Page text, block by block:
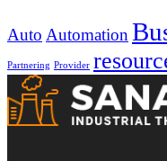
Auto Automation
Partnering Provider